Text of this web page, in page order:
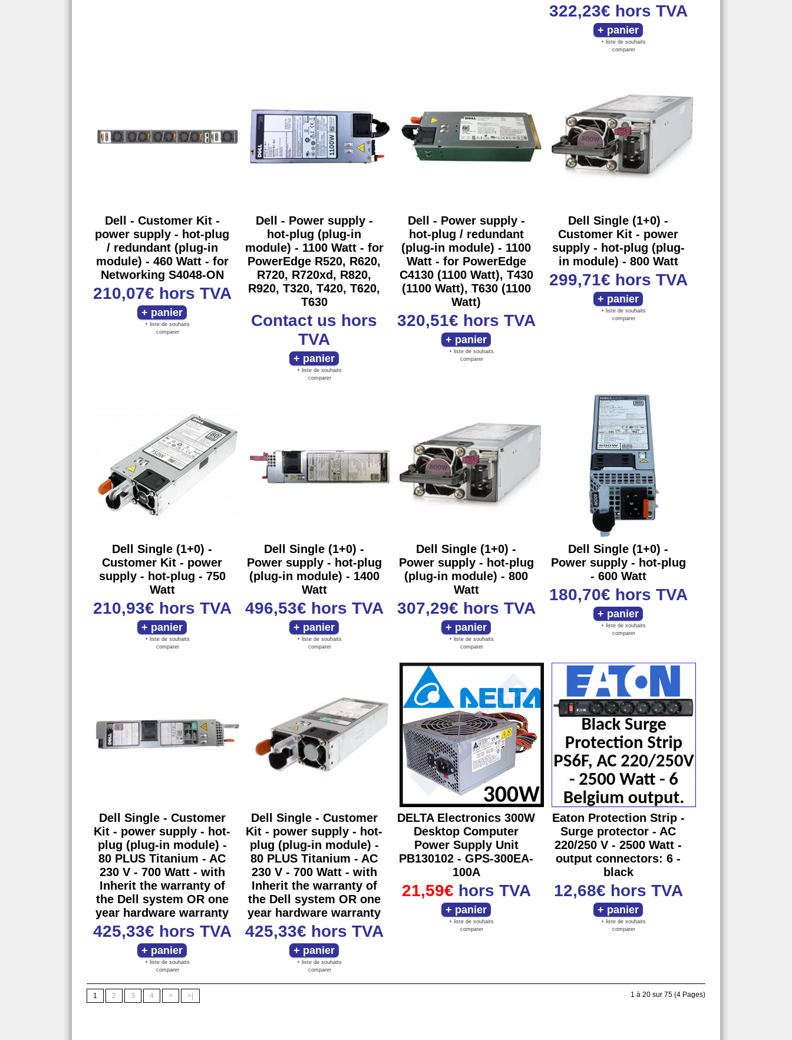
322,23€ hors TVA
+ liste de souhaits
comparer
Dell - Customer Kit -
power supply - hot-plug
/ redundant (plug-in
module) - 460 Watt - for
Networking S4048-ON
210,07€ hors TVA
+ liste de souhaits
comparer
Dell - Power supply -
hot-plug (plug-in
module) - 1100 Watt - for
PowerEdge R520, R620,
R720, R720xd, R820,
R920, T320, T420, T620,
T630
Contact us hors
TVA
+ liste de souhaits
comparer
Dell - Power supply -
hot-plug / redundant
(plug-in module) - 1100
Watt - for PowerEdge
C4130 (1100 Watt), T430
(1100 Watt), T630 (1100
Watt)
320,51€ hors TVA
+ liste de souhaits
comparer
Dell Single (1+0) -
Customer Kit - power
supply - hot-plug (plug-
in module) - 800 Watt
299,71€ hors TVA
+ liste de souhaits
comparer
Dell Single (1+0) -
Customer Kit - power
supply - hot-plug - 750
Watt
210,93€ hors TVA
+ liste de souhaits
comparer
Dell Single (1+0) -
Power supply - hot-plug
(plug-in module) - 1400
Watt
496,53€ hors TVA
+ liste de souhaits
comparer
Dell Single (1+0) -
Power supply - hot-plug
(plug-in module) - 800
Watt
307,29€ hors TVA
+ liste de souhaits
comparer
Dell Single (1+0) -
Power supply - hot-plug
- 600 Watt
180,70€ hors TVA
+ liste de souhaits
comparer
Dell Single - Customer
Kit - power supply - hot-
plug (plug-in module) -
80 PLUS Titanium - AC
230 V - 700 Watt - with
Inherit the warranty of
the Dell system OR one
year hardware warranty
425,33€ hors TVA
+ liste de souhaits
comparer
Dell Single - Customer
Kit - power supply - hot-
plug (plug-in module) -
80 PLUS Titanium - AC
230 V - 700 Watt - with
Inherit the warranty of
the Dell system OR one
year hardware warranty
425,33€ hors TVA
+ liste de souhaits
comparer
DELTA Electronics 300W
Desktop Computer
Power Supply Unit
PB130102 - GPS-300EA-
100A
21,59€ hors TVA
+ liste de souhaits
comparer
Eaton Protection Strip -
Surge protector - AC
220/250 V - 2500 Watt -
output connectors: 6 -
black
12,68€ hors TVA
+ liste de souhaits
comparer
1 2 3 4 > >| 1 à 20 sur 75 (4 Pages)